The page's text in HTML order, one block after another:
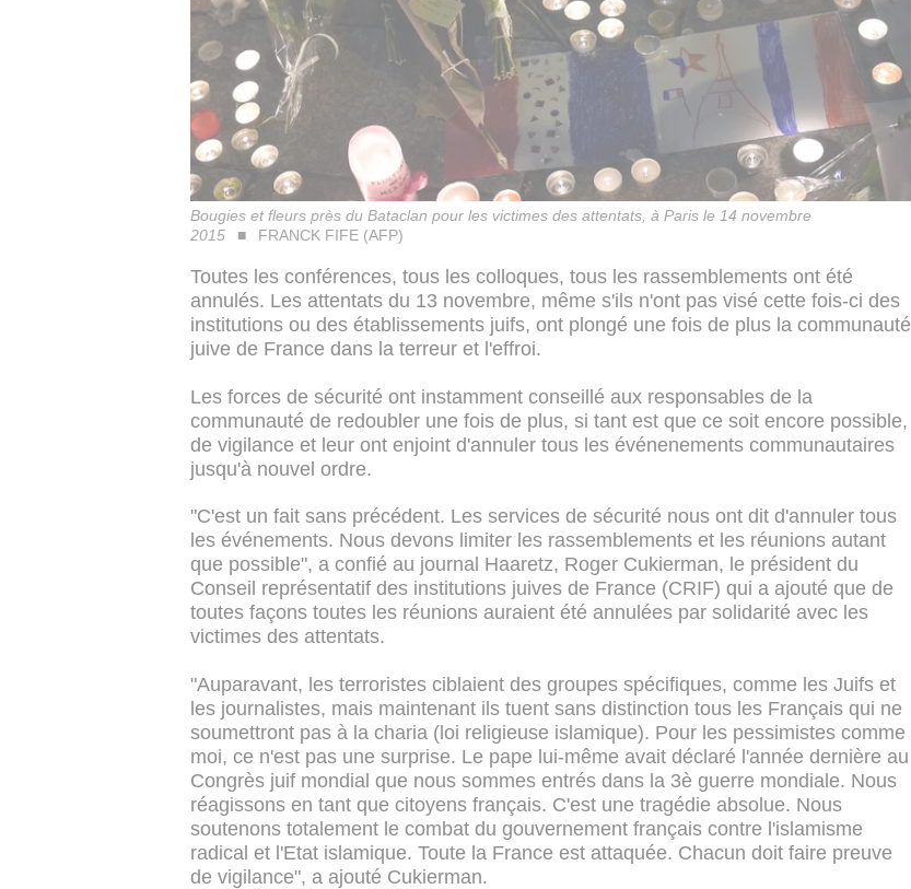
Bougies et fleurs près du Bataclan pour les victimes des attentats, à Paris le 14 novembre
2015
FRANCK FIFE (AFP)
Toutes les conférences, tous les colloques, tous les rassemblements ont été
annulés. Les attentats du 13 novembre, même s'ils n'ont pas visé cette fois-ci des
institutions ou des établissements juifs, ont plongé une fois de plus la communauté
juive de France dans la terreur et l'effroi.
Les forces de sécurité ont instamment conseillé aux responsables de la
communauté de redoubler une fois de plus, si tant est que ce soit encore possible,
de vigilance et leur ont enjoint d'annuler tous les événenements communautaires
jusqu'à nouvel ordre.
"C'est un fait sans précédent. Les services de sécurité nous ont dit d'annuler tous
les événements. Nous devons limiter les rassemblements et les réunions autant
que possible", a confié au journal Haaretz, Roger Cukierman, le président du
Conseil représentatif des institutions juives de France (CRIF) qui a ajouté que de
toutes façons toutes les réunions auraient été annulées par solidarité avec les
victimes des attentats.
"Auparavant, les terroristes ciblaient des groupes spécifiques, comme les Juifs et
les journalistes, mais maintenant ils tuent sans distinction tous les Français qui ne
soumettront pas à la charia (loi religieuse islamique). Pour les pessimistes comme
moi, ce n'est pas une surprise. Le pape lui-même avait déclaré l'année dernière au
Congrès juif mondial que nous sommes entrés dans la 3è guerre mondiale. Nous
réagissons en tant que citoyens français. C'est une tragédie absolue. Nous
soutenons totalement le combat du gouvernement français contre l'islamisme
radical et l'Etat islamique. Toute la France est attaquée. Chacun doit faire preuve
de vigilance", a ajouté Cukierman.